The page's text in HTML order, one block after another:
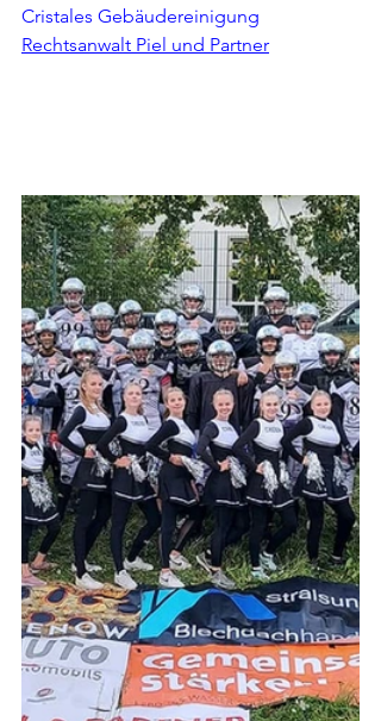
Cristales Gebäudereinigung
Rechtsanwalt Piel und Partner